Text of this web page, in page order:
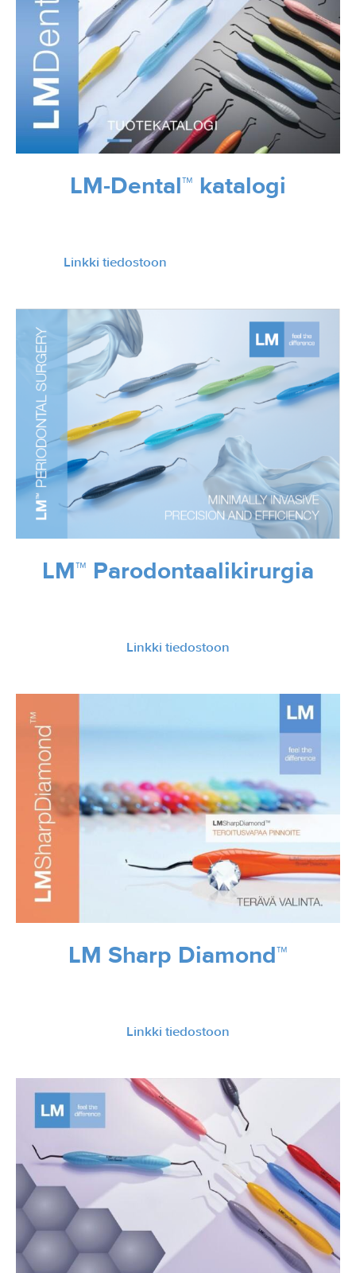
LM-Dental™ katalogi
Linkki tiedostoon
LM™ Parodontaalikirurgia
Linkki tiedostoon
LM Sharp Diamond™
Linkki tiedostoon